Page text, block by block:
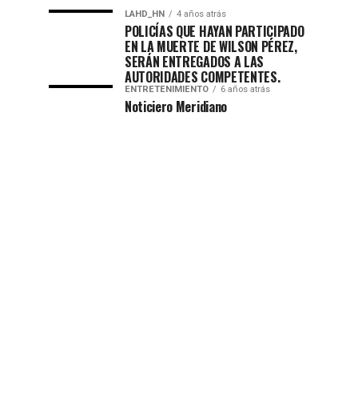
LAHD_HN 4 años atrás
POLICÍAS QUE HAYAN PARTICIPADO
EN LA MUERTE DE WILSON PÉREZ,
SERÁN ENTREGADOS A LAS
AUTORIDADES COMPETENTES.
ENTRETENIMIENTO 6 años atrás
Noticiero Meridiano